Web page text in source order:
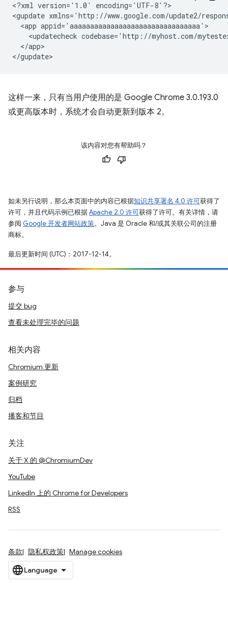
<?xml version='1.0'
encoding='UTF-8'?>
<gupdate xmlns='http://www.google.com/update2/
<app
<updatecheck codebase='http://myhost.com/
</app>
这样一来，只有当用户使用的是 Google Chrome 3.0.193.0
或更高版本时，系统才会自动更新到版本 2。
该内容对您有帮助吗？
如未另行说明，那么本页面中的内容已根据知识共享署名 4.0 许可获得了
许可，并且代码示例已根据Apache 2.0 许可获得了许可。有关详情，请
参阅 Google 开发者网站政策。Java 是 Oracle 和/或其关联公司的注册
商标。
最后更新时间 (UTC)：2017-12-14。
参与
提交 bug
查看未处理完毕的问题
相关内容
Chromium 更新
案例研究
归档
播客和节目
关注
关于 X 的 @ChromiumDev
YouTube
LinkedIn 上的 Chrome for Developers
RSS
条款 隐私权政策 Manage cookies